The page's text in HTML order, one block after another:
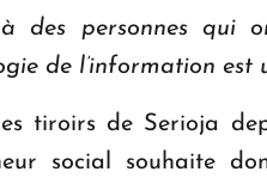
des personnes qui
de l’information est
tiroirs de Serioja
social souhaite